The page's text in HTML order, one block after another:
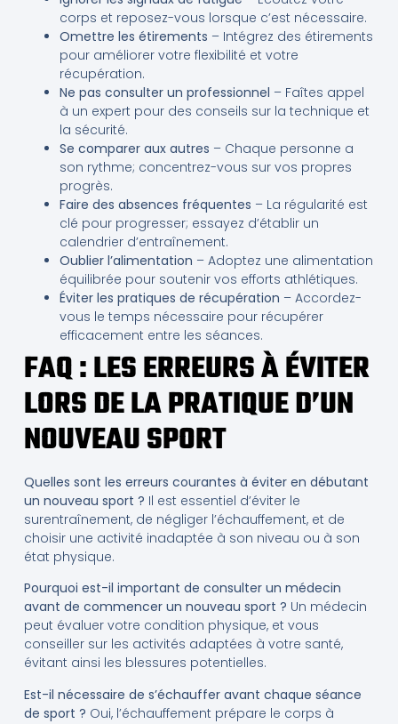
corps et reposez-vous lorsque c’est nécessaire.
Omettre les étirements – Intégrez des étirements
pour améliorer votre flexibilité et votre
récupération.
Ne pas consulter un professionnel – Faîtes appel
à un expert pour des conseils sur la technique et
la sécurité.
Se comparer aux autres – Chaque personne a
son rythme; concentrez-vous sur vos propres
progrès.
Faire des absences fréquentes – La régularité est
clé pour progresser; essayez d’établir un
calendrier d’entraînement.
Oublier l’alimentation – Adoptez une alimentation
équilibrée pour soutenir vos efforts athlétiques.
Éviter les pratiques de récupération – Accordez-
vous le temps nécessaire pour récupérer
efficacement entre les séances.
FAQ : LES ERREURS À ÉVITER
LORS DE LA PRATIQUE D’UN
NOUVEAU SPORT
Quelles sont les erreurs courantes à éviter en débutant
un nouveau sport ? Il est essentiel d’éviter le
surentraînement, de négliger l’échauffement, et de
choisir une activité inadaptée à son niveau ou à son
état physique.
Pourquoi est-il important de consulter un médecin
avant de commencer un nouveau sport ? Un médecin
peut évaluer votre condition physique, et vous
conseiller sur les activités adaptées à votre santé,
évitant ainsi les blessures potentielles.
Est-il nécessaire de s’échauffer avant chaque séance
de sport ? Oui, l’échauffement prépare le corps à